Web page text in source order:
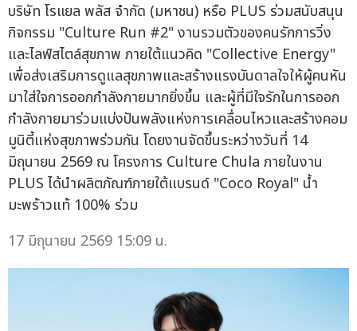
บริษัท โรแยล พลัส จำกัด (มหาชน) หรือ PLUS ร่วมสนับสนุน
กิจกรรม "Culture Run #2" งานรวมตัวของคนรักการวิ่ง
และไลฟ์สไตล์สุขภาพ ภายใต้แนวคิด "Collective Energy"
เพื่อส่งเสริมการดูแลสุขภาพและสร้างแรงบันดาลใจให้ผู้คนหัน
มาใส่ใจการออกกำลังกายมากยิ่งขึ้น และผู้ที่มีใจรักในการออก
กำลังกายมาร่วมแบ่งปันพลังแห่งการเคลื่อนไหวและสร้างคอม
มูนิตี้แห่งสุขภาพร่วมกัน โดยงานจัดขึ้นระหว่างวันที่ 14
มิถุนายน 2569 ณ โครงการ Culture Chula ภายในงาน
PLUS ได้นำผลิตภัณฑ์ภายใต้แบรนด์ "Coco Royal" น้ำ
มะพร้าวแท้ 100% ร่วม
17 มิถุนายน 2569 15:09 น.